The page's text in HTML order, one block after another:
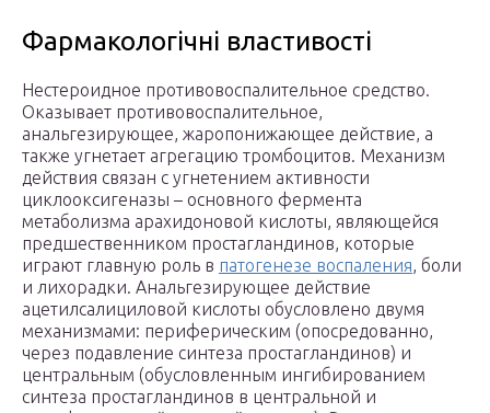
Фармакологічні властивості
Нестероидное противовоспалительное средство.
Оказывает противовоспалительное,
анальгезирующее, жаропонижающее действие, а
также угнетает агрегацию тромбоцитов. Механизм
действия связан с угнетением активности
циклооксигеназы – основного фермента
метаболизма арахидоновой кислоты, являющейся
предшественником простагландинов, которые
играют главную роль в патогенезе воспаления, боли
и лихорадки. Анальгезирующее действие
ацетилсалициловой кислоты обусловлено двумя
механизмами: периферическим (опосредованно,
через подавление синтеза простагландинов) и
центральным (обусловленным ингибированием
синтеза простагландинов в центральной и